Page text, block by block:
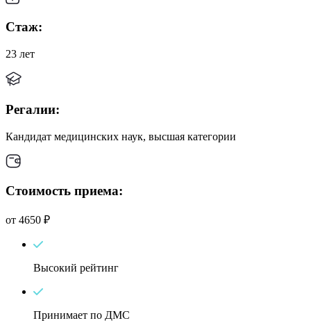
Стаж:
23 лет
Регалии:
Кандидат медицинских наук, высшая категории
Стоимость приема:
от 4650 ₽
Высокий рейтинг
Принимает по ДМС